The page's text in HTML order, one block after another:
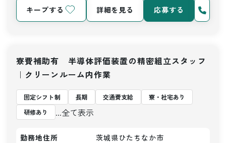
キープする 詳細を見る 応募する
寮費補助有 半導体評価装置の精密組立スタッフ
｜クリーンルーム内作業
固定シフト制 長期 交通費支給
寮・社宅あり
研修あり
...全て表示
勤務地住所
茨城県ひたちなか市